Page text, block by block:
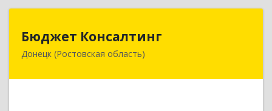
Бюджет Консалтинг
Донецк (Ростовская область)
346338, Ростовская обл, г.о. Город Донецк,